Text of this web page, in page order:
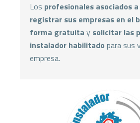
Los profesionales asociados a
registrar sus empresas en el
forma gratuita y solicitar las
instalador habilitado para sus
empresa.